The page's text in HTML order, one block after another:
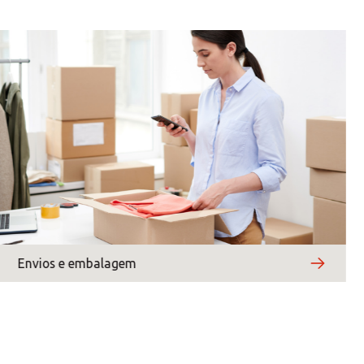
Envios e embalagem
×
Americas
Asia/Pacific
Central Asia
×
×